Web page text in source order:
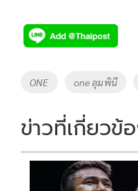
Tags
ONE one ลุมพินี
ข่าวที่เกี่ยวข้